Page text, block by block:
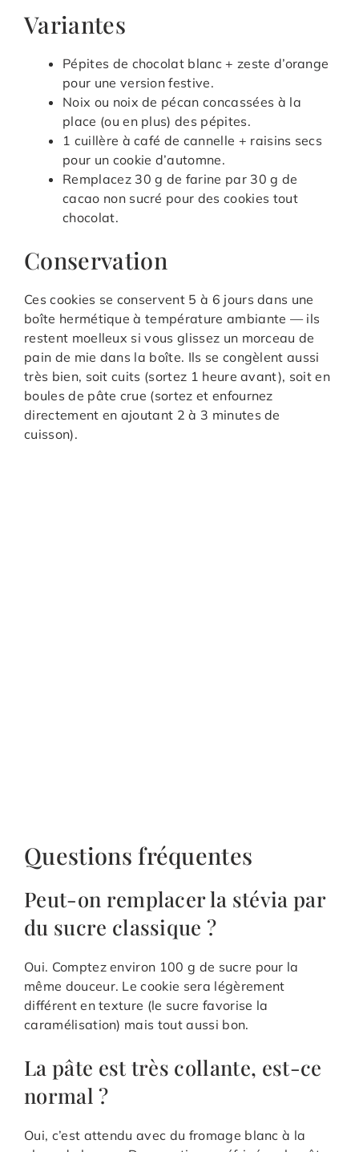
Variantes
Pépites de chocolat blanc + zeste d’orange
pour une version festive.
Noix ou noix de pécan concassées à la
place (ou en plus) des pépites.
1 cuillère à café de cannelle + raisins secs
pour un cookie d’automne.
Remplacez 30 g de farine par 30 g de
cacao non sucré pour des cookies tout
chocolat.
Conservation
Ces cookies se conservent 5 à 6 jours dans une
boîte hermétique à température ambiante — ils
restent moelleux si vous glissez un morceau de
pain de mie dans la boîte. Ils se congèlent aussi
très bien, soit cuits (sortez 1 heure avant), soit en
boules de pâte crue (sortez et enfournez
directement en ajoutant 2 à 3 minutes de
cuisson).
Questions fréquentes
Peut-on remplacer la stévia par
du sucre classique ?
Oui. Comptez environ 100 g de sucre pour la
même douceur. Le cookie sera légèrement
différent en texture (le sucre favorise la
caramélisation) mais tout aussi bon.
La pâte est très collante, est-ce
normal ?
Oui, c’est attendu avec du fromage blanc à la